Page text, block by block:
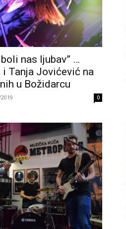
nas ljubav” …
i Tanja Jovićević na
u Božidarcu
0